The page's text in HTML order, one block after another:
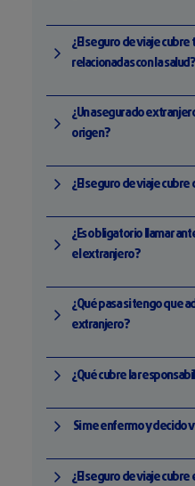
¿El seguro de viaje cubre
relacionadas con la salud?
¿Un asegurado
origen?
¿El seguro de viaje
¿Es obligatorio llamar
el extranjero?
¿Qué pasa si tengo que
extranjero?
¿Qué cubre la
Si me enfermo y decido
¿El seguro de viaje